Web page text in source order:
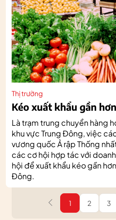
Thị trường
Kéo xuất khẩu gần
Là trạm trung chuyển hàng
khu vực Trung Đông, việc
vương quốc Ả rập Thống
các cơ hội hợp tác với
hội để xuất khẩu kéo gần
Đông.
1 2 3